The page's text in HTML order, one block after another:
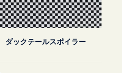
ダックテールスポイラー